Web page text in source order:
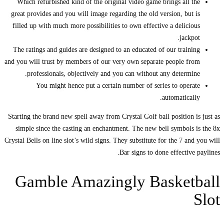
Which refurbished kind of the original video game brings all the
great provides and you will image regarding the old version, but is
filled up with much more possibilities to own effective a delicious
jackpot.
The ratings and guides are designed to an educated of our training
and you will trust by members of our very own separate people from
professionals, objectively and you can without any determine.
You might hence put a certain number of series to operate
automatically.
Starting the brand new spell away from Crystal Golf ball position is just as
simple since the casting an enchantment. The new bell symbols is the 8x
Crystal Bells on line slot’s wild signs. They substitute for the 7 and you will
Bar signs to done effective paylines.
Gamble Amazingly Basketball
Slot